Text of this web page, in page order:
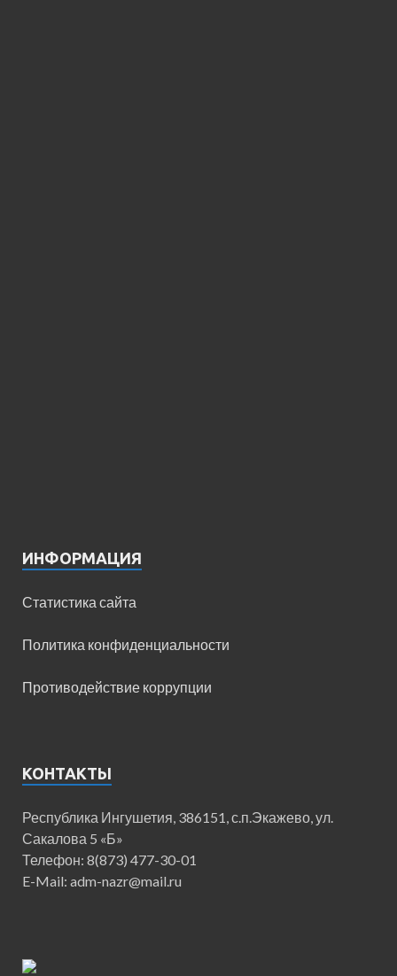
ИНФОРМАЦИЯ
Статистика сайта
Политика конфиденциальности
Противодействие коррупции
КОНТАКТЫ
Республика Ингушетия, 386151, с.п.Экажево, ул.
Сакалова 5 «Б»
Телефон: 8(873) 477-30-01
E-Mail: adm-nazr@mail.ru